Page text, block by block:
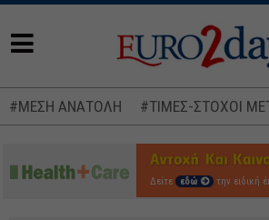
#ΜΕΣΗ ΑΝΑΤΟΛΗ #ΤΙΜΕΣ-ΣΤΟΧΟΙ
Δείτε εδώ την ειδική